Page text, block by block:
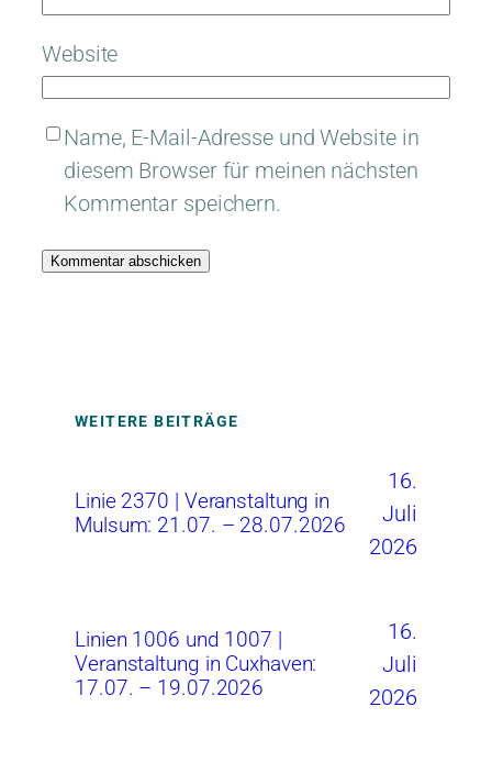
Website
Name, E-Mail-Adresse und Website in
diesem Browser für meinen nächsten
Kommentar speichern.
WEITERE BEITRÄGE
Linie 2370 | Veranstaltung in
Mulsum: 21.07. – 28.07.2026
16.
Juli
2026
Linien 1006 und 1007 |
Veranstaltung in Cuxhaven:
17.07. – 19.07.2026
16.
Juli
2026